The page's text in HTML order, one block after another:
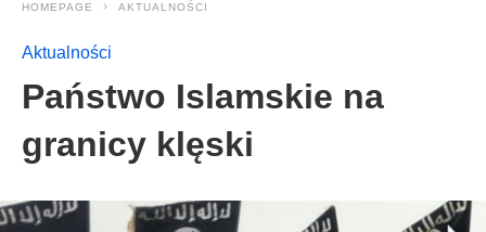
HOMEPAGE AKTUALNOŚCI
Aktualności
Państwo Islamskie na
granicy klęski